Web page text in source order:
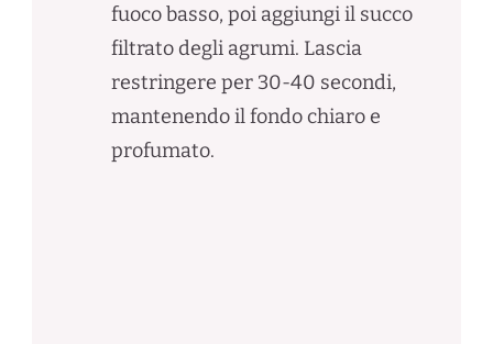
fuoco basso, poi aggiungi il succo
filtrato degli agrumi. Lascia
restringere per 30-40 secondi,
mantenendo il fondo chiaro e
profumato.